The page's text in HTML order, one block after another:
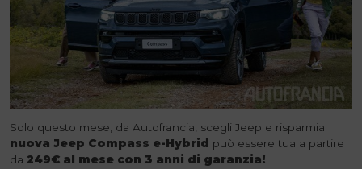
Solo questo mese, da Autofrancia, scegli Jeep e risparmia:
nuova Jeep Compass e-Hybrid può essere tua a partire
da 249€ al mese con 3 anni di garanzia!